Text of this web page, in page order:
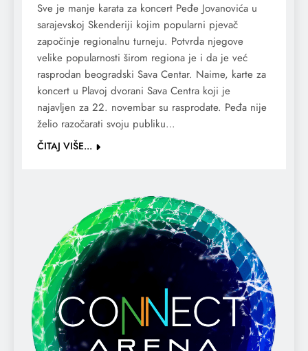
Sve je manje karata za koncert Peđe Jovanovića u
sarajevskoj Skenderiji kojim popularni pjevač
započinje regionalnu turneju. Potvrda njegove
velike popularnosti širom regiona je i da je već
rasprodan beogradski Sava Centar. Naime, karte za
koncert u Plavoj dvorani Sava Centra koji je
najavljen za 22. novembar su rasprodate. Peđa nije
želio razočarati svoju publiku…
ČITAJ VIŠE...